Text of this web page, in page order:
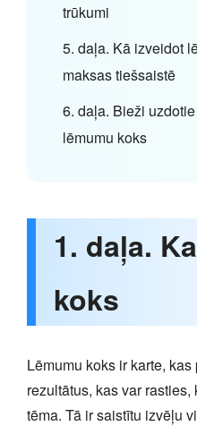
trūkumi
5. daļa. Kā izveidot
maksas tiešsaistē
6. daļa. Bieži
lēmumu koks
1. daļa.
koks
Lēmumu koks ir karte,
rezultātus, kas var
tēma. Tā ir saistītu izvēļu